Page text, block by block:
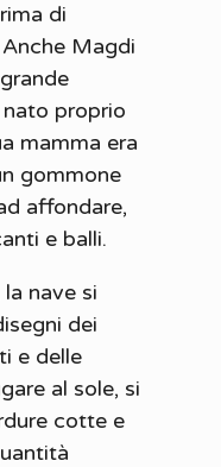
di
Magdi
proprio
mamma era
gommone
affondare,
e balli.
nave si
dei
e delle
al sole, si
cotte e